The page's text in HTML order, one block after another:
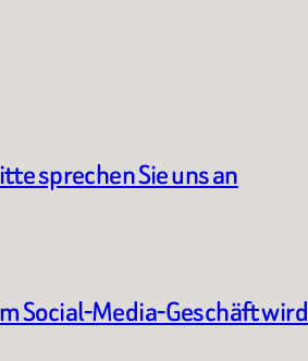
sprechen Sie uns an
Social-Media-Geschäft wird